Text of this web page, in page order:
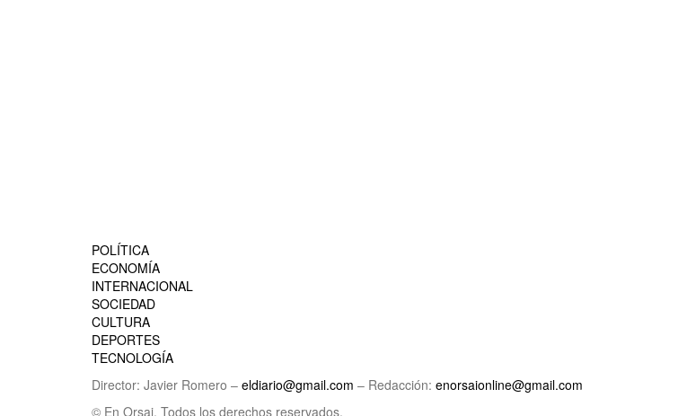
POLÍTICA
ECONOMÍA
INTERNACIONAL
SOCIEDAD
CULTURA
DEPORTES
TECNOLOGÍA
Director: Javier Romero – eldiario@gmail.com – Redacción: enorsaionline@gmail.com
© En Orsai. Todos los derechos reservados.